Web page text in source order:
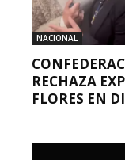
NACIONAL
RECHAZA
FLORES EN